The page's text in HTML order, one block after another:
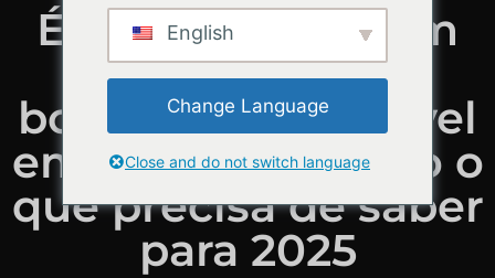
É legal gravar com
uma câmara de
bordo de automóvel
em Espanha? Tudo o
que precisa de saber
para 2025
English
Change Language
Close and do not switch language